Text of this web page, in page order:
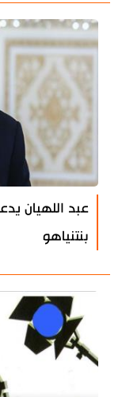
عبد اللهيان
بنتنياهو